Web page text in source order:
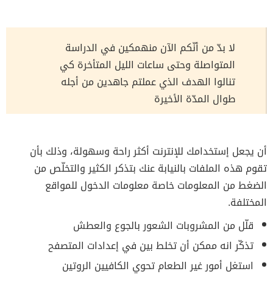
لا بدّ من أنّكم الآن منهمكين في الدراسة
المتواصلة وحتى ساعات الليل المتأخرة كي
تنالوا الهدف الذي عملتم جاهدين من أجله
طوال المدّة الأخيرة
أن يجعل إستخدامك للإنترنت أكثر راحة وسهولة، وذلك بأن
تقوم هذه الملفات بالنيابة عنك بتذكر الكثيروالتخلّص من
الضغطمن المعلومات خاصة معلومات الدخول للمواقع
المختلفة.
قلّل من المشروبات الشعور بالجوع والعطش
تذكّر انه ممكن أن تخلط بين في إعدادات المتصفح
استغل أمور غير الطعام تحوي الكافيين الروتين